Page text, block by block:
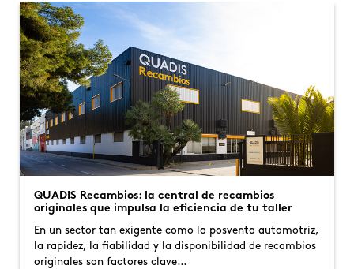
QUADIS Recambios: la central de recambios
originales que impulsa la eficiencia de tu taller
En un sector tan exigente como la posventa automotriz,
la rapidez, la fiabilidad y la disponibilidad de recambios
originales son factores clave…